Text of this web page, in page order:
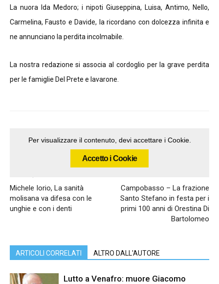
La nuora Ida Medoro; i nipoti Giuseppina, Luisa, Antimo, Nello,
Carmelina, Fausto e Davide, la ricordano con dolcezza infinita e
ne annunciano la perdita incolmabile.
La nostra redazione si associa al cordoglio per la grave perdita
per le famiglie Del Prete e Iavarone.
Per visualizzare il contenuto, devi accettare i Cookie.
Accetto i Cookie
Michele Iorio, La sanità
molisana va difesa con le
unghie e con i denti
Campobasso – La frazione
Santo Stefano in festa per i
primi 100 anni di Orestina Di
Bartolomeo
ARTICOLI CORRELATI ALTRO DALL'AUTORE
Lutto a Venafro: muore Giacomo